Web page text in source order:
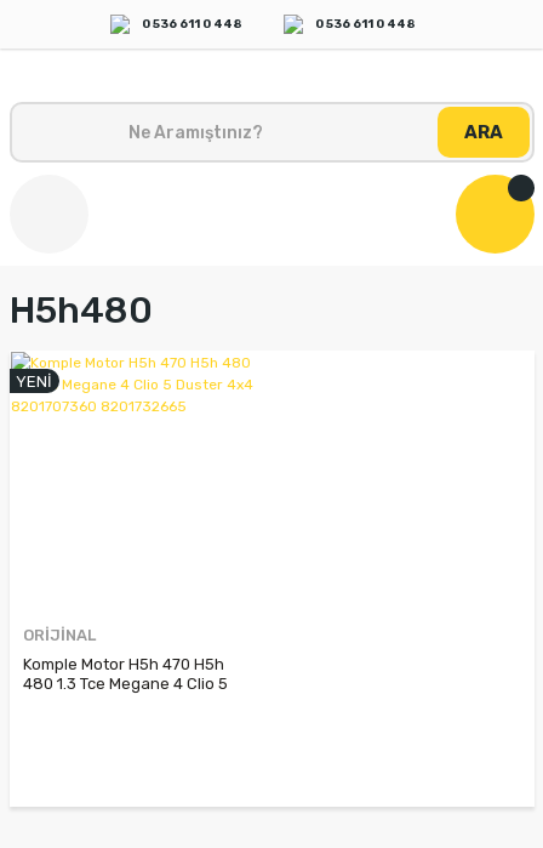
0 536 611 0 448 0 536 611 0 448
ARA
H5h480
YENİ
ORİJİNAL
Komple Motor H5h 470 H5h
480 1.3 Tce Megane 4 Clio 5